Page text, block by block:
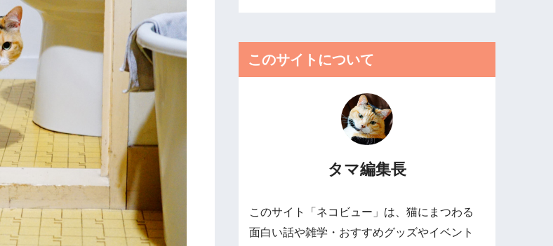
このサイトについて
タマ編集長
このサイト「ネコビュー」は、猫にまつわる
面白い話や雑学・おすすめグッズやイベント